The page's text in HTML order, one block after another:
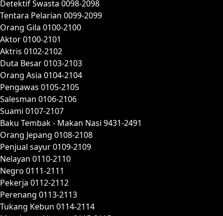
Detektif Swasta 0098-2098
Tentara Pelarian 0099-2099
Orang Gila 0100-2100
Aktor 0100-2101
Aktris 0102-2102
Duta Besar 0103-2103
Orang Asia 0104-2104
Pengawas 0105-2105
Salesman 0106-2106
Suami 0107-2107
Baku Tembak - Makan Nasi 9431-2491
Orang Jepang 0108-2108
Penjual sayur 0109-2109
Nelayan 0110-2110
Negro 0111-2111
Pekerja 0112-2112
Perenang 0113-2113
Tukang Kebun 0114-2114